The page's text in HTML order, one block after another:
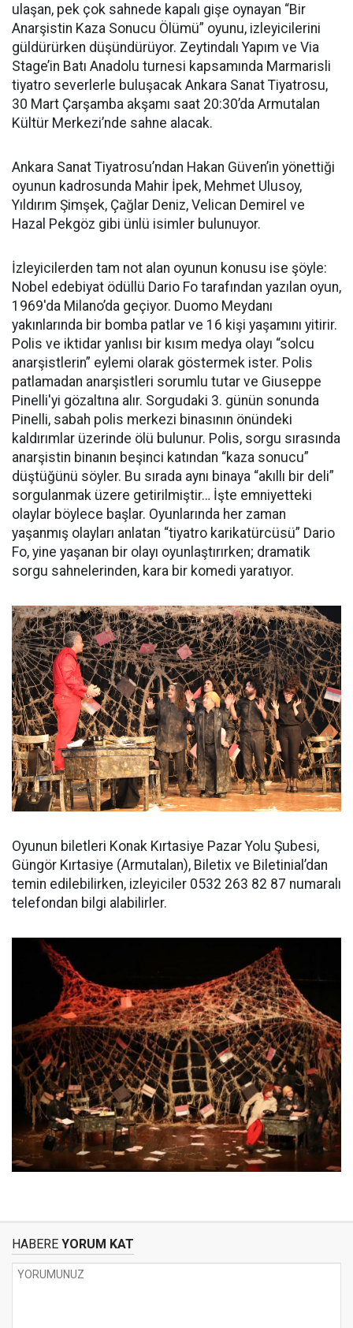
ulaşan, pek çok sahnede kapalı gişe oynayan “Bir
Anarşistin Kaza Sonucu Ölümü” oyunu, izleyicilerini
güldürürken düşündürüyor. Zeytindalı Yapım ve Via
Stage’in Batı Anadolu turnesi kapsamında Marmarisli
tiyatro severlerle buluşacak Ankara Sanat Tiyatrosu,
30 Mart Çarşamba akşamı saat 20:30’da Armutalan
Kültür Merkezi’nde sahne alacak.
Ankara Sanat Tiyatrosu’ndan Hakan Güven’in yönettiği
oyunun kadrosunda Mahir İpek, Mehmet Ulusoy,
Yıldırım Şimşek, Çağlar Deniz, Velican Demirel ve
Hazal Pekgöz gibi ünlü isimler bulunuyor.
İzleyicilerden tam not alan oyunun konusu ise şöyle:
Nobel edebiyat ödüllü Dario Fo tarafından yazılan oyun,
1969'da Milano’da geçiyor. Duomo Meydanı
yakınlarında bir bomba patlar ve 16 kişi yaşamını yitirir.
Polis ve iktidar yanlısı bir kısım medya olayı “solcu
anarşistlerin” eylemi olarak göstermek ister. Polis
patlamadan anarşistleri sorumlu tutar ve Giuseppe
Pinelli'yi gözaltına alır. Sorgudaki 3. günün sonunda
Pinelli, sabah polis merkezi binasının önündeki
kaldırımlar üzerinde ölü bulunur. Polis, sorgu sırasında
anarşistin binanın beşinci katından “kaza sonucu”
düştüğünü söyler. Bu sırada aynı binaya “akıllı bir deli”
sorgulanmak üzere getirilmiştir… İşte emniyetteki
olaylar böylece başlar. Oyunlarında her zaman
yaşanmış olayları anlatan “tiyatro karikatürcüsü” Dario
Fo, yine yaşanan bir olayı oyunlaştırırken; dramatik
sorgu sahnelerinden, kara bir komedi yaratıyor.
Oyunun biletleri Konak Kırtasiye Pazar Yolu Şubesi,
Güngör Kırtasiye (Armutalan), Biletix ve Biletinial’dan
temin edilebilirken, izleyiciler 0532 263 82 87 numaralı
telefondan bilgi alabilirler.
HABERE YORUM KAT